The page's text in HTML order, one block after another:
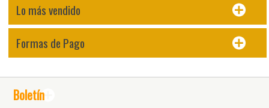
Lo más vendido
Formas de Pago
Boletín